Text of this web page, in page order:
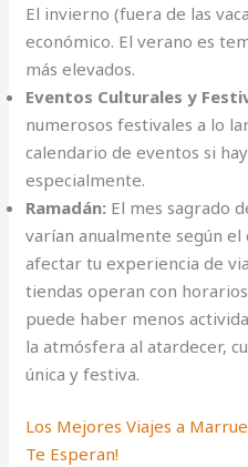
El invierno (fuera de las
económico. El verano es
más elevados.
Eventos Culturales y
numerosos festivales a lo
calendario de eventos si
especialmente.
Ramadán: El mes sagrado
varían anualmente según
afectar tu experiencia de
tiendas operan con
puede haber menos
la atmósfera al atardecer,
única y festiva.
Los Mejores Viajes a
Te Esperan!